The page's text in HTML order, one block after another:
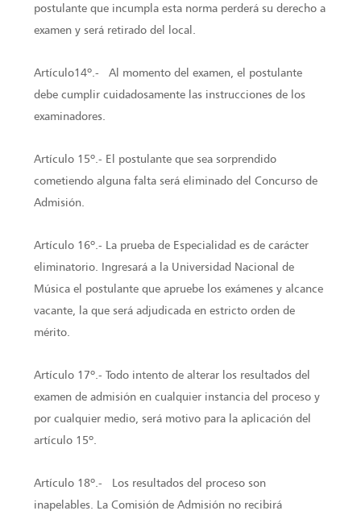
postulante que incumpla esta norma perderá su derecho a
examen y será retirado del local.
Artículo14º.- Al momento del examen, el postulante
debe cumplir cuidadosamente las instrucciones de los
examinadores.
Artículo 15º.- El postulante que sea sorprendido
cometiendo alguna falta será eliminado del Concurso de
Admisión.
Artículo 16º.- La prueba de Especialidad es de carácter
eliminatorio. Ingresará a la Universidad Nacional de
Música el postulante que apruebe los exámenes y alcance
vacante, la que será adjudicada en estricto orden de
mérito.
Artículo 17º.- Todo intento de alterar los resultados del
examen de admisión en cualquier instancia del proceso y
por cualquier medio, será motivo para la aplicación del
artículo 15º.
Artículo 18º.- Los resultados del proceso son
inapelables. La Comisión de Admisión no recibirá